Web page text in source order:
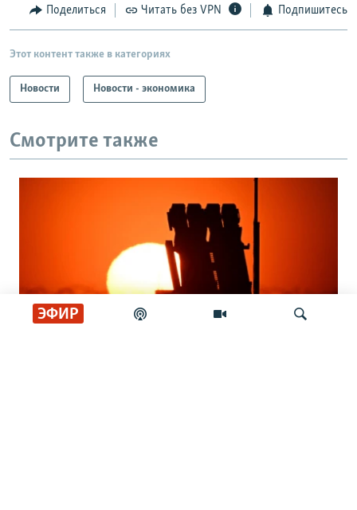
ЭФИР
Поделиться Читать без VPN Подпишитесь
Этот контент также в категориях
Новости Новости - экономика
Смотрите также